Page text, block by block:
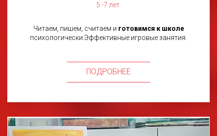
5 -7 лет
Читаем, пишем, считаем и готовимся к школе
психологически.Эффективные игровые занятия.
ПОДРОБНЕЕ